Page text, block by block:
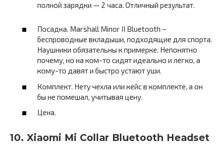
полной зарядки — 2 часа. Отличный результат.
Посадка. Marshall Minor II Bluetooth –
беспроводные вкладыши, подходящие для спорта.
Наушники обязательны к примерке. Непонятно
почему, но на ком-то сидят идеально и легко, а
кому-то давят и быстро устают уши.
Комплект. Нету чехла или кейс в комплекте, а он
бы не помешал, учитывая цену.
Цена.
10. Xiaomi Mi Collar Bluetooth Headset